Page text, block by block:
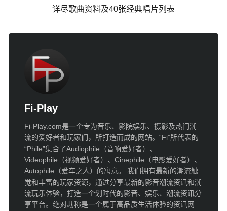
详尽歌曲资料及40张经典唱片列表
Fi-Play
Fi-Play.com是一个专为音乐、影院娱乐、摄影及热门潮
流的爱好者和玩家们，所打造而成的网站。“Fi”所代表的
“Phile”集合了Audiophile（音响爱好者）、
Videophile（视频爱好者）、Cinephile（电影爱好者）、
Autophile（爱车之人）的寓意。 我们拥有最新的潮流触
觉和丰富的玩家资源，通过分享最新的影音潮流资讯和潮
流玩乐体验，打造一个划时代的影音、娱乐、潮流资讯分
享平台。绝对勘称是一个属于高品质生活体验的资讯网